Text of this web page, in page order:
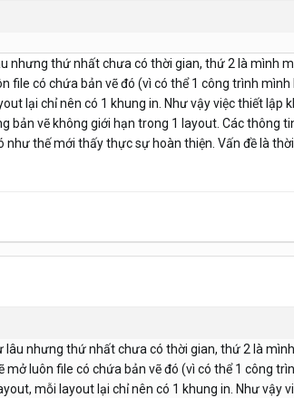
nhưng thứ nhất chưa có thời gian, thứ 2 là mình
file có chứa bản vẽ đó (vì có thể 1 công trình
lại chỉ nên có 1 khung in. Như vậy việc thiết lập
vẽ không giới hạn trong 1 layout. Các thông
thế mới thấy thực sự hoàn thiện. Vấn đề là
nhưng thứ nhất chưa có thời gian, thứ 2 là
luôn file có chứa bản vẽ đó (vì có thể 1 công
mỗi layout lại chỉ nên có 1 khung in. Như vậy